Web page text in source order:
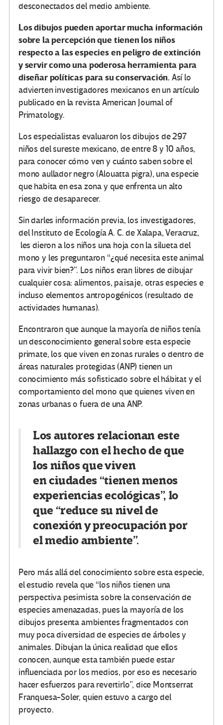
desconectados del medio ambiente.
Los dibujos pueden aportar mucha información
sobre la percepción que tienen los niños
respecto a las especies en peligro de extinción
y servir como una poderosa herramienta para
diseñar políticas para su conservación. Así lo
advierten investigadores mexicanos en un artículo
publicado en la revista American Journal of
Primatology.
Los especialistas evaluaron los dibujos de 297
niños del sureste mexicano, de entre 8 y 10 años,
para conocer cómo ven y cuánto saben sobre el
mono aullador negro (Alouatta pigra), una especie
que habita en esa zona y que enfrenta un alto
riesgo de desaparecer.
Sin darles información previa, los investigadores,
del Instituto de Ecología A. C. de Xalapa, Veracruz,
les dieron a los niños una hoja con la silueta del
mono y les preguntaron “¿qué necesita este animal
para vivir bien?”. Los niños eran libres de dibujar
cualquier cosa: alimentos, paisaje, otras especies e
incluso elementos antropogénicos (resultado de
actividades humanas).
Encontraron que aunque la mayoría de niños tenía
un desconocimiento general sobre esta especie
primate, los que viven en zonas rurales o dentro de
áreas naturales protegidas (ANP) tienen un
conocimiento más sofisticado sobre el hábitat y el
comportamiento del mono que quienes viven en
zonas urbanas o fuera de una ANP.
Los autores relacionan este
hallazgo con el hecho de que
los niños que viven
en ciudades “tienen menos
experiencias ecológicas”, lo
que “reduce su nivel de
conexión y preocupación por
el medio ambiente”.
Pero más allá del conocimiento sobre esta especie,
el estudio revela que “los niños tienen una
perspectiva pesimista sobre la conservación de
especies amenazadas, pues la mayoría de los
dibujos presenta ambientes fragmentados con
muy poca diversidad de especies de árboles y
animales. Dibujan la única realidad que ellos
conocen, aunque esta también puede estar
influenciada por los medios, por eso es necesario
hacer esfuerzos para revertirlo”, dice Montserrat
Franquesa-Soler, quien estuvo a cargo del
proyecto.